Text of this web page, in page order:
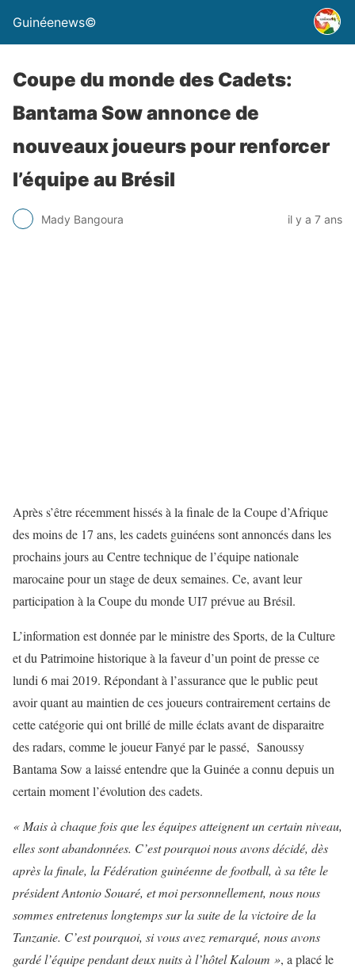
Guinéenews©
Coupe du monde des Cadets:
Bantama Sow annonce de
nouveaux joueurs pour renforcer
l’équipe au Brésil
Mady Bangoura il y a 7 ans
Après s’être récemment hissés à la finale de la Coupe d’Afrique
des moins de 17 ans, les cadets guinéens sont annoncés dans les
prochains jours au Centre technique de l’équipe nationale
marocaine pour un stage de deux semaines. Ce, avant leur
participation à la Coupe du monde UI7 prévue au Brésil.
L’information est donnée par le ministre des Sports, de la Culture
et du Patrimoine historique à la faveur d’un point de presse ce
lundi 6 mai 2019. Répondant à l’assurance que le public peut
avoir quant au maintien de ces joueurs contrairement certains de
cette catégorie qui ont brillé de mille éclats avant de disparaitre
des radars, comme le joueur Fanyé par le passé, Sanoussy
Bantama Sow a laissé entendre que la Guinée a connu depuis un
certain moment l’évolution des cadets.
« Mais à chaque fois que les équipes atteignent un certain niveau,
elles sont abandonnées. C’est pourquoi nous avons décidé, dès
après la finale, la Fédération guinéenne de football, à sa tête le
président Antonio Souaré, et moi personnellement, nous nous
sommes entretenus longtemps sur la suite de la victoire de la
Tanzanie. C’est pourquoi, si vous avez remarqué, nous avons
gardé l’équipe pendant deux nuits à l’hôtel Kaloum », a placé le